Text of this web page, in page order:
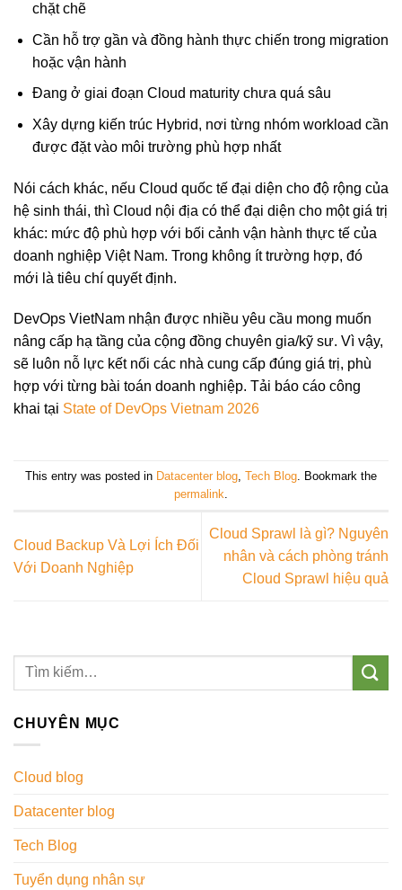
chặt chẽ
Cần hỗ trợ gần và đồng hành thực chiến trong migration
hoặc vận hành
Đang ở giai đoạn Cloud maturity chưa quá sâu
Xây dựng kiến trúc Hybrid, nơi từng nhóm workload cần
được đặt vào môi trường phù hợp nhất
Nói cách khác, nếu Cloud quốc tế đại diện cho độ rộng của
hệ sinh thái, thì Cloud nội địa có thể đại diện cho một giá trị
khác: mức độ phù hợp với bối cảnh vận hành thực tế của
doanh nghiệp Việt Nam. Trong không ít trường hợp, đó
mới là tiêu chí quyết định.
DevOps VietNam nhận được nhiều yêu cầu mong muốn
nâng cấp hạ tầng của cộng đồng chuyên gia/kỹ sư. Vì vậy,
sẽ luôn nỗ lực kết nối các nhà cung cấp đúng giá trị, phù
hợp với từng bài toán doanh nghiệp. Tải báo cáo công
khai tại State of DevOps Vietnam 2026
This entry was posted in Datacenter blog Tech Blog . Bookmark the
permalink
Cloud Backup Và Lợi Ích Đối
Với Doanh Nghiệp
Cloud Sprawl là gì? Nguyên
nhân và cách phòng tránh
Cloud Sprawl hiệu quả
CHUYÊN MỤC
Cloud blog
Datacenter blog
Tech Blog
Tuyển dụng nhân sự